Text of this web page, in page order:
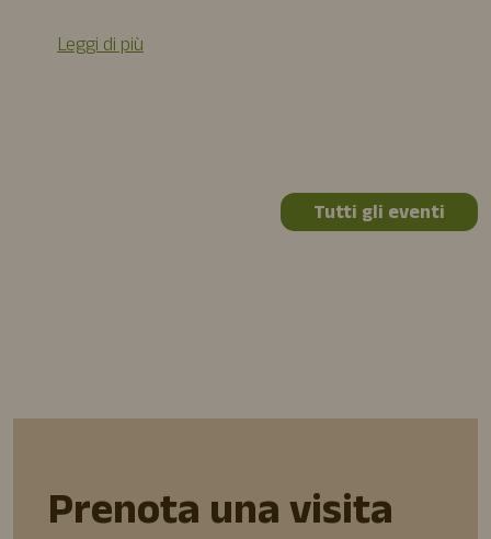
Leggi di più
Tutti gli eventi
Prenota una visita